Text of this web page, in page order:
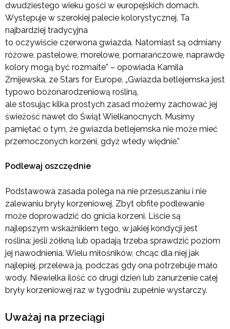
dwudziestego wieku gości w europejskich domach.
Występuje w szerokiej palecie kolorystycznej. Ta
najbardziej tradycyjna
to oczywiście czerwona gwiazda. Natomiast są odmiany
różowe, pastelowe, morelowe, pomarańczowe, naprawdę
kolory mogą być rozmaite” – opowiada Kamila
Żmijewska, ze Stars for Europe. „Gwiazda betlejemska jest
typowo bożonarodzeniową rośliną,
ale stosując kilka prostych zasad możemy zachować jej
świeżość nawet do Świąt Wielkanocnych. Musimy
pamiętać o tym, że gwiazda betlejemska nie może mieć
przemoczonych korzeni, gdyż wtedy więdnie.”
Podlewaj oszczędnie
Podstawowa zasada polega na nie przesuszaniu i nie
zalewaniu bryły korzeniowej. Zbyt obfite podlewanie
może doprowadzić do gnicia korzeni. Liście są
najlepszym wskaźnikiem tego, w jakiej kondycji jest
roślina: jeśli żółkną lub opadają trzeba sprawdzić poziom
jej nawodnienia. Wielu miłośników, chcąc dla niej jak
najlepiej, przelewa ją, podczas gdy ona potrzebuje mało
wody. Niewielka ilość co drugi dzień lub zanurzenie całej
bryły korzeniowej raz w tygodniu zupełnie wystarczy.
Uważaj na przeciągi